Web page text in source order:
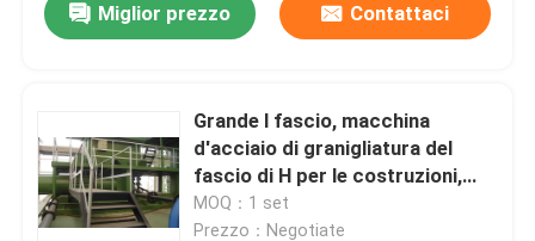
Miglior prezzo Contattaci
Grande l fascio, macchina
d'acciaio di granigliatura del
fascio di H per le costruzioni,
ponti
MOQ：1 set
Prezzo：Negotiate